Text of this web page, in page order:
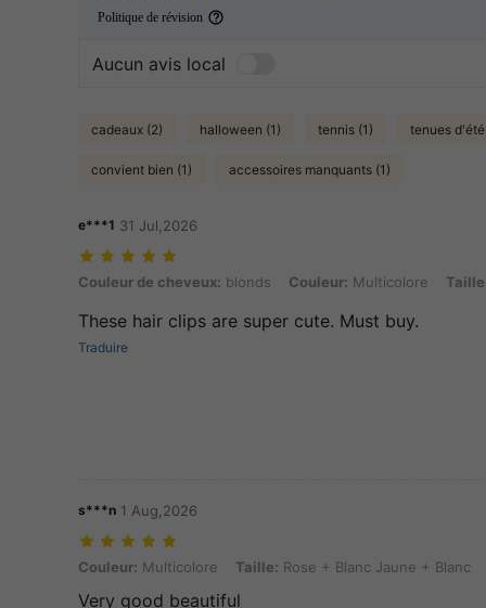
Politique de révision
Aucun avis local
cadeaux (2) halloween (1) tennis (1) tenues d'été
convient bien (1) accessoires manquants (1)
e***1 31 Jul,2026
Couleur de cheveux: blonds, Couleur: Multicolore, Taille: Rose +
Couleur de cheveux: blonds Couleur: Multicolore
These hair clips are super cute. Must buy.
Traduire
s***n 1 Aug,2026
Couleur: Multicolore, Taille: Rose + Blanc Jaune + Blanc
Couleur: Multicolore Taille: Rose + Blanc Jaune + Blanc
Very good beautiful